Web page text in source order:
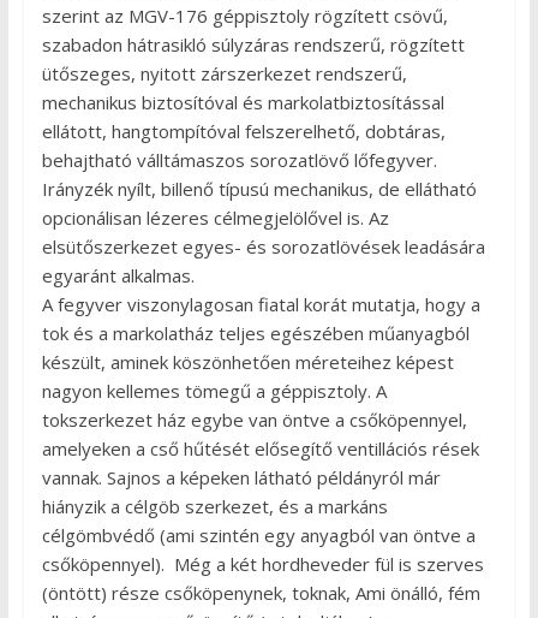
szerint az MGV-176 géppisztoly rögzített csövű,
szabadon hátrasikló súlyzáras rendszerű, rögzített
ütőszeges, nyitott zárszerkezet rendszerű,
mechanikus biztosítóval és markolatbiztosítással
ellátott, hangtompítóval felszerelhető, dobtáras,
behajtható válltámaszos sorozatlövő lőfegyver.
Irányzék nyílt, billenő típusú mechanikus, de ellátható
opcionálisan lézeres célmegjelölővel is. Az
elsütőszerkezet egyes- és sorozatlövések leadására
egyaránt alkalmas.
A fegyver viszonylagosan fiatal korát mutatja, hogy a
tok és a markolatház teljes egészében műanyagból
készült, aminek köszönhetően méreteihez képest
nagyon kellemes tömegű a géppisztoly. A
tokszerkezet ház egybe van öntve a csőköpennyel,
amelyeken a cső hűtését elősegítő ventillációs rések
vannak. Sajnos a képeken látható példányról már
hiányzik a célgöb szerkezet, és a markáns
célgömbvédő (ami szintén egy anyagból van öntve a
csőköpennyel). Még a két hordheveder fül is szerves
(öntött) része csőköpenynek, toknak, Ami önálló, fém